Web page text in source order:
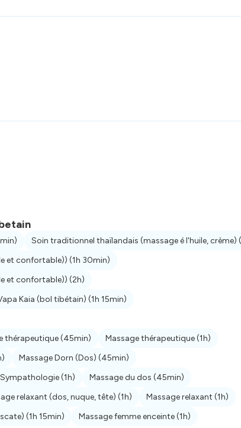
Soin traditionnel thaïlandais (massage é l'huile, crème)
et confortable)) (1h 30min)
et confortable)) (2h)
Kaia (bol tibétain) (1h 15min)
thérapeutique(45min) Massage thérapeutique(1h)
Massage Dorn (Dos) (45min)
(1h) Massage du dos (45min)
relaxant (dos, nuque, tête) (1h) Massage relaxant (1h)
(1h 15min) Massage femme enceinte(1h)